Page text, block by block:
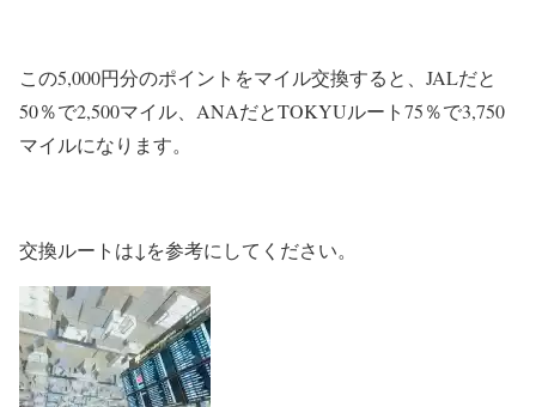
この5,000円分のポイントをマイル交換すると、JALだと
50％で2,500マイル、ANAだとTOKYUルート75％で3,750
マイルになります。
交換ルートは↓を参考にしてください。